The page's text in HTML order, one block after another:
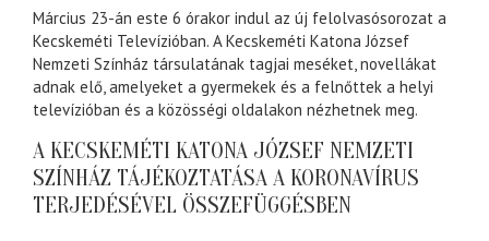
Március 23-án este 6 órakor indul az új felolvasósorozat a
Kecskeméti Televízióban. A Kecskeméti Katona József
Nemzeti Színház társulatának tagjai meséket, novellákat
adnak elő, amelyeket a gyermekek és a felnőttek a helyi
televízióban és a közösségi oldalakon nézhetnek meg.
A KECSKEMÉTI KATONA JÓZSEF NEMZETI
SZÍNHÁZ TÁJÉKOZTATÁSA A KORONAVÍRUS
TERJEDÉSÉVEL ÖSSZEFÜGGÉSBEN